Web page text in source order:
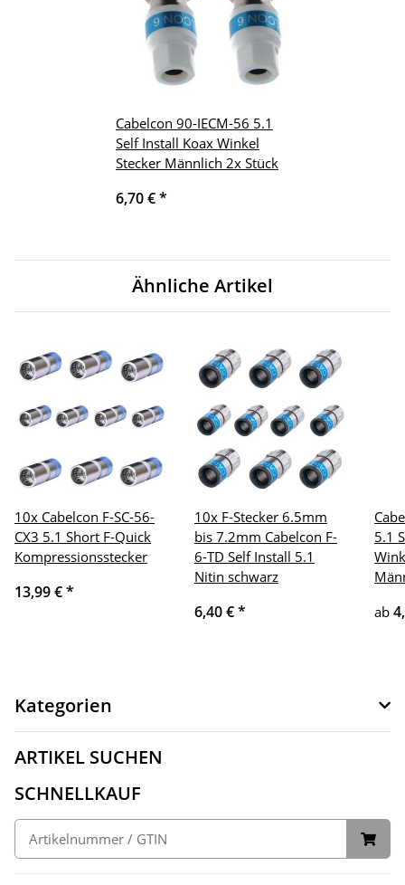
Cabelcon 90-IECM-56 5.1
Self Install Koax Winkel
Stecker Männlich 2x Stück
6,70 €*
Ähnliche Artikel
10x Cabelcon F-SC-56-
CX3 5.1 Short F-Quick
Kompressionsstecker
13,99 €*
10x F-Stecker 6.5mm
bis 7.2mm Cabelcon F-
6-TD Self Install 5.1
Nitin schwarz
6,40 €*
5.1
ab
Kategorien
ARTIKEL SUCHEN
SCHNELLKAUF